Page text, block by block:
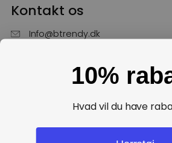
Kontakt os
Info@btrendy.dk
Hverdage fra kl. 10 - 16
10%
Hvad vil du have